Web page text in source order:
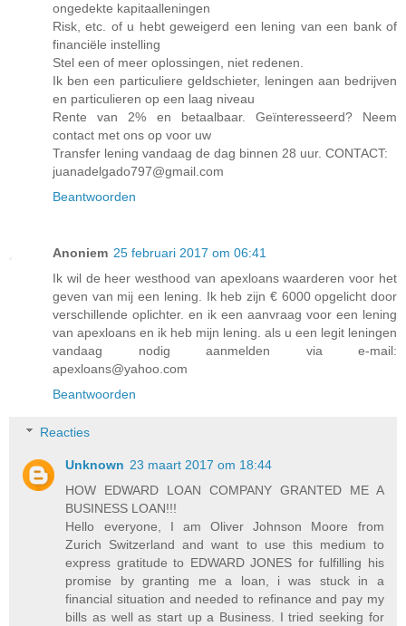
ongedekte kapitaalleningen
Risk, etc. of u hebt geweigerd een lening van een bank of
financiële instelling
Stel een of meer oplossingen, niet redenen.
Ik ben een particuliere geldschieter, leningen aan bedrijven
en particulieren op een laag niveau
Rente van 2% en betaalbaar. Geïnteresseerd? Neem
contact met ons op voor uw
Transfer lening vandaag de dag binnen 28 uur. CONTACT:
juanadelgado797@gmail.com
Beantwoorden
Anoniem 25 februari 2017 om 06:41
Ik wil de heer westhood van apexloans waarderen voor het
geven van mij een lening. Ik heb zijn € 6000 opgelicht door
verschillende oplichter. en ik een aanvraag voor een lening
van apexloans en ik heb mijn lening. als u een legit leningen
vandaag nodig aanmelden via e-mail:
apexloans@yahoo.com
Beantwoorden
Reacties
Unknown 23 maart 2017 om 18:44
HOW EDWARD LOAN COMPANY GRANTED ME A
BUSINESS LOAN!!!
Hello everyone, I am Oliver Johnson Moore from
Zurich Switzerland and want to use this medium to
express gratitude to EDWARD JONES for fulfilling his
promise by granting me a loan, i was stuck in a
financial situation and needed to refinance and pay my
bills as well as start up a Business. I tried seeking for